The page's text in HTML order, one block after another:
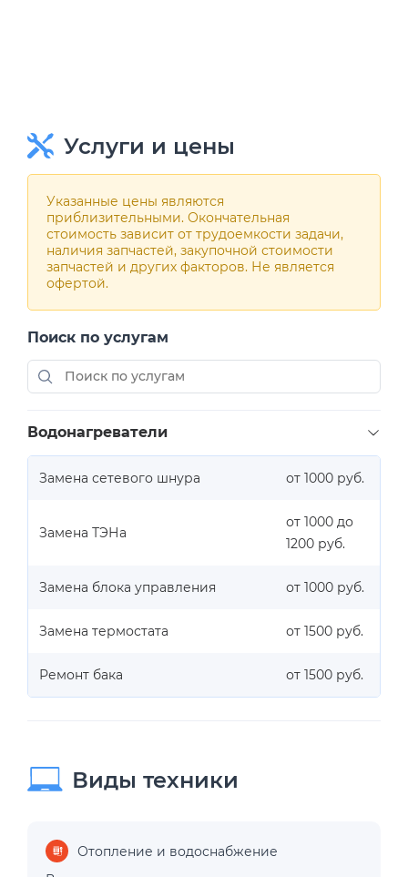
Услуги и цены
Указанные цены являются
приблизительными. Окончательная
стоимость зависит от трудоемкости задачи,
наличия запчастей, закупочной стоимости
запчастей и других факторов. Не является
офертой.
Поиск по услугам
Водонагреватели
Замена сетевого шнура от 1000 руб.
Замена ТЭНа
от 1000 до
1200 руб.
Замена блока управления от 1000 руб.
Замена термостата от 1500 руб.
Ремонт бака от 1500 руб.
Виды техники
Отопление и водоснабжение